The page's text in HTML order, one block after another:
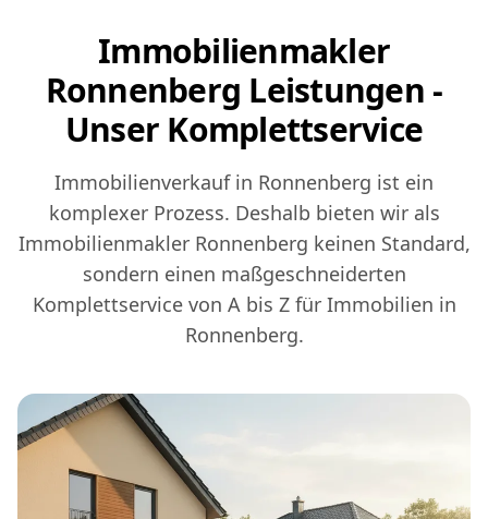
Immobilienmakler
Ronnenberg Leistungen -
Unser Komplettservice
Immobilienverkauf in Ronnenberg ist ein
komplexer Prozess. Deshalb bieten wir als
Immobilienmakler Ronnenberg keinen Standard,
sondern einen maßgeschneiderten
Komplettservice von A bis Z für Immobilien in
Ronnenberg.